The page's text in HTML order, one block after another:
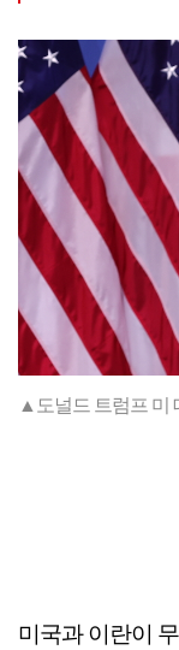
▲도널드 트럼프 미
미국과 이란이